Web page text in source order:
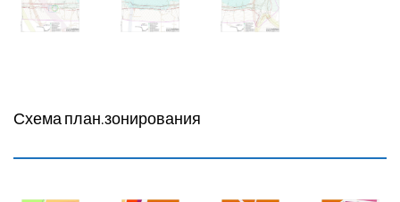
Схема план.зонирования